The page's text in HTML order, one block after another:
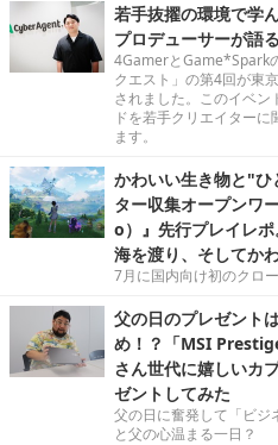
若手抜擢の環境で学
プロデューサーが語
4GamerとGame*Spark
クエスト」の第4回が東
されました。このイベン
ドを若手クリエイター
ます。
かわいい生き物と"
ター収集オープンワ
o）』先行プレイレポ
海を渡り、そしてか
7月に国内向け初のクロ
父の日のプレゼント
め！？「MSI
さん世代に嬉しいカ
ゼントしてみた
父の日に奮発して「ビジ
と父の心温まる一日？